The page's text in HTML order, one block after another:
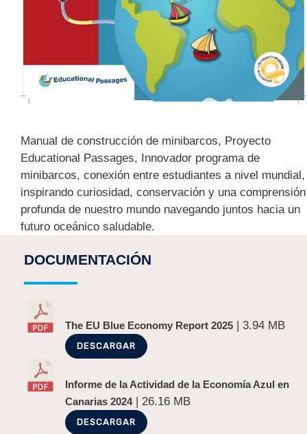
Manual de construcción de minibarcos, Proyecto
Educational Passages, Innovador programa de
minibarcos, conexión entre estudiantes a nivel mundial,
inspirando curiosidad, conservación y una comprensión
profunda de nuestro mundo navegando juntos hacia un
futuro oceánico saludable.
DOCUMENTACIÓN
The EU Blue Economy Report 2025 | 3.94 MB
DESCARGAR
Informe de la Actividad de la Economía Azul en
Canarias 2024| 26.16 MB
DESCARGAR